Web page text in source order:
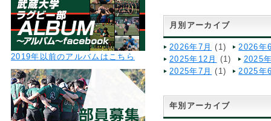
月別アーカイブ
2026年7月 (1)
2026年
2025年12月
(1)
2025
2025年7月 (1) 2025年
年別アーカイブ
2019年以前のアルバムはこちら